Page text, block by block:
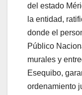
del estado
la entidad,
donde el
Público
murales y
Esequibo,
ordenamiento